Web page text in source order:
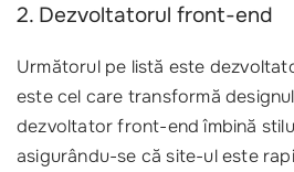
2. Dezvoltatorul front-end
Următorul pe listă este
este cel care transformă
dezvoltator front-end îmbină
asigurându-se că site-ul este